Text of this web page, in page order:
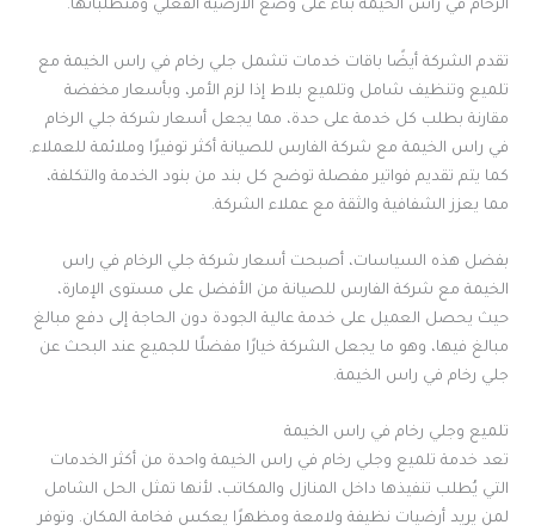
الرخام في راس الخيمة بناءً على وضع الأرضية الفعلي ومتطلباتها.
تقدم الشركة أيضًا باقات خدمات تشمل جلي رخام في راس الخيمة مع
تلميع وتنظيف شامل وتلميع بلاط إذا لزم الأمر، وبأسعار مخفضة
مقارنة بطلب كل خدمة على حدة، مما يجعل أسعار شركة جلي الرخام
في راس الخيمة مع شركة الفارس للصيانة أكثر توفيرًا وملائمة للعملاء.
كما يتم تقديم فواتير مفصلة توضح كل بند من بنود الخدمة والتكلفة،
مما يعزز الشفافية والثقة مع عملاء الشركة.
بفضل هذه السياسات، أصبحت أسعار شركة جلي الرخام في راس
الخيمة مع شركة الفارس للصيانة من الأفضل على مستوى الإمارة،
حيث يحصل العميل على خدمة عالية الجودة دون الحاجة إلى دفع مبالغ
مبالغ فيها، وهو ما يجعل الشركة خيارًا مفضلًا للجميع عند البحث عن
جلي رخام في راس الخيمة.
تلميع وجلي رخام في راس الخيمة
تعد خدمة تلميع وجلي رخام في راس الخيمة واحدة من أكثر الخدمات
التي يُطلب تنفيذها داخل المنازل والمكاتب، لأنها تمثل الحل الشامل
لمن يريد أرضيات نظيفة ولامعة ومظهرًا يعكس فخامة المكان. وتوفر